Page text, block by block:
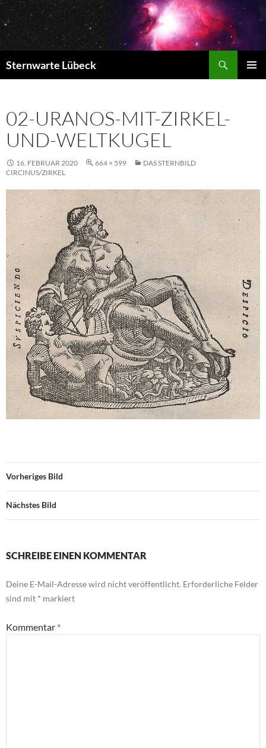
Zum
Inhalt
springen
Sternwarte Lübeck
02-URANOS-MIT-ZIRKEL-
UND-WELTKUGEL
16. FEBRUAR 2020 664 × 599
DAS STERNBILD
CIRCINUS/ZIRKEL
Vorheriges Bild
Nächstes Bild
SCHREIBE EINEN KOMMENTAR
Deine E-Mail-Adresse wird nicht veröffentlicht. Erforderliche Felder
sind mit * markiert
Kommentar *